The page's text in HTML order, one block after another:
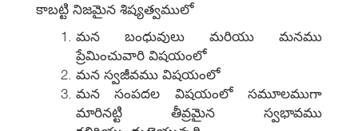
కాబట్టి నిజమైన శిష్యత్వములో
మన బంధువులు మరియు మనము
ప్రేమించువారి విషయంలో
మన స్వజీవము విషయంలో
మన సంపదల విషయంలో సమూలముగా
మారినట్టి తీవ్రమైన స్వభావము